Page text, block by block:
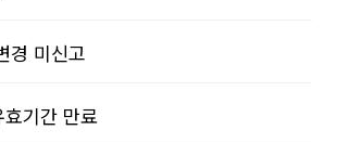
경 미신고
기간 만료